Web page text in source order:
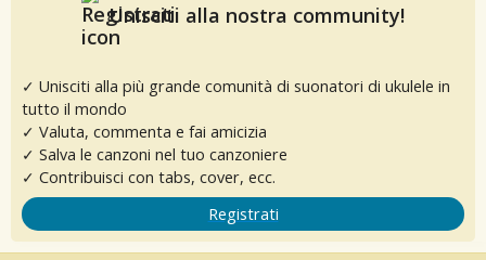
Unisciti alla nostra community!
✓ Unisciti alla più grande comunità di suonatori di ukulele in
tutto il mondo
✓ Valuta, commenta e fai amicizia
✓ Salva le canzoni nel tuo canzoniere
✓ Contribuisci con tabs, cover, ecc.
Registrati